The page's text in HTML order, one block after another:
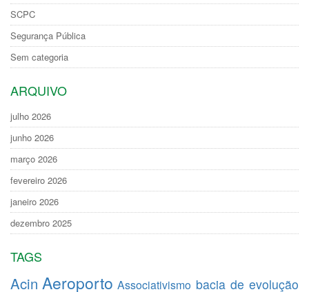
SCPC
Segurança Pública
Sem categoria
ARQUIVO
julho 2026
junho 2026
março 2026
fevereiro 2026
janeiro 2026
dezembro 2025
TAGS
Acin Aeroporto Associativismo bacia de evolução